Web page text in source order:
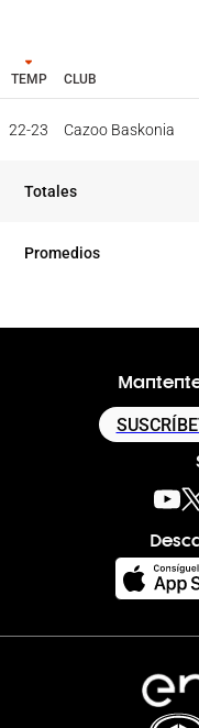
TEMP CLUB
TEMP
22-23 Cazoo Baskonia
Totales
Promedios